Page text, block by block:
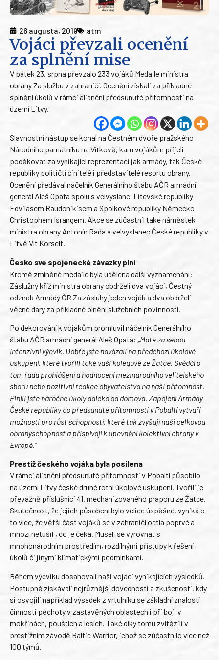
26 augusta, 2019 atm
Vojáci převzali ocenění
za splnění mise
V pátek 23. srpna převzalo 233 vojáků Medaile ministra
obrany Za službu v zahraničí. Ocenění získali za příkladné
splnění úkolů v rámci alianční předsunuté přítomnosti na
území Litvy.
Slavnostní nástup se konal na Čestném dvoře pražského
Národního památníku na Vítkově, kam vojákům přijeli
poděkovat za vynikající reprezentaci jak armády, tak České
republiky političtí činitelé i představitelé resortu obrany.
Ocenění předával náčelník Generálního štábu AČR armádní
generál Aleš Opata spolu s velvyslanci Litevské republiky
Edvilasem Raudonikisem a Spolkové republiky Německo
Christophem Israngem. Akce se zúčastnil také náměstek
ministra obrany Antonín Rada a velvyslanec České republiky v
Litvě Vít Korselt.
Česko své spojenecké závazky plní
Kromě zmíněné medaile byla udělena další vyznamenání:
Záslužný kříž ministra obrany obdrželi dva vojáci, Čestný
odznak Armády ČR Za zásluhy jeden voják a dva obdrželi
věcné dary za příkladné plnění služebních povinností.
Po dekorování k vojákům promluvil náčelník Generálního
štábu AČR armádní generál Aleš Opata: „Máte za sebou
intenzivní výcvik. Dobře jste navázali na předchozí úkolové
uskupení, které tvořili také vaši kolegové ze Žatce. Svědčí o
tom řada prohlášení a hodnocení mezinárodního velitelského
sboru nebo pozitivní reakce obyvatelstva na naši přítomnost.
Plnili jste náročné úkoly daleko od domova. Zapojení Armády
České republiky do předsunuté přítomnosti v Pobaltí vytváří
možnosti pro růst schopností, které tak zvyšují naši celkovou
obranyschopnost a přispívají k upevnění kolektivní obrany v
Evropě.“
Prestiž českého vojáka byla posílena
V rámci alianční předsunuté přítomnosti v Pobaltí působilo
na území Litvy české druhé rotní úkolové uskupení. Tvořili je
převážně příslušníci 41. mechanizovaného praporu ze Žatce.
Skutečnost, že jejich působení bylo velice úspěšné, vyniká o
to více, že větší část vojáků se v zahraničí octla poprvé a
mnozí netušili, co je čeká. Museli se vyrovnat s
mnohonárodním prostředím, rozdílnými přístupy k řešení
úkolů či jinými klimatickými podmínkami.
Během výcviku dosahovali naši vojáci vynikajících výsledků.
Postupně získávali nejrůznější dovednosti a zkušenosti, kdy
si osvojili například výsadek z vrtulníku se základní znalostí
činnosti pěchoty v zastavěných oblastech i při boji v
mokřinách, pouštích a lesích. Také díky tomu zvítězili v
prestižním závodě Baltic Warrior, jehož se zúčastnilo více než
100 týmů.